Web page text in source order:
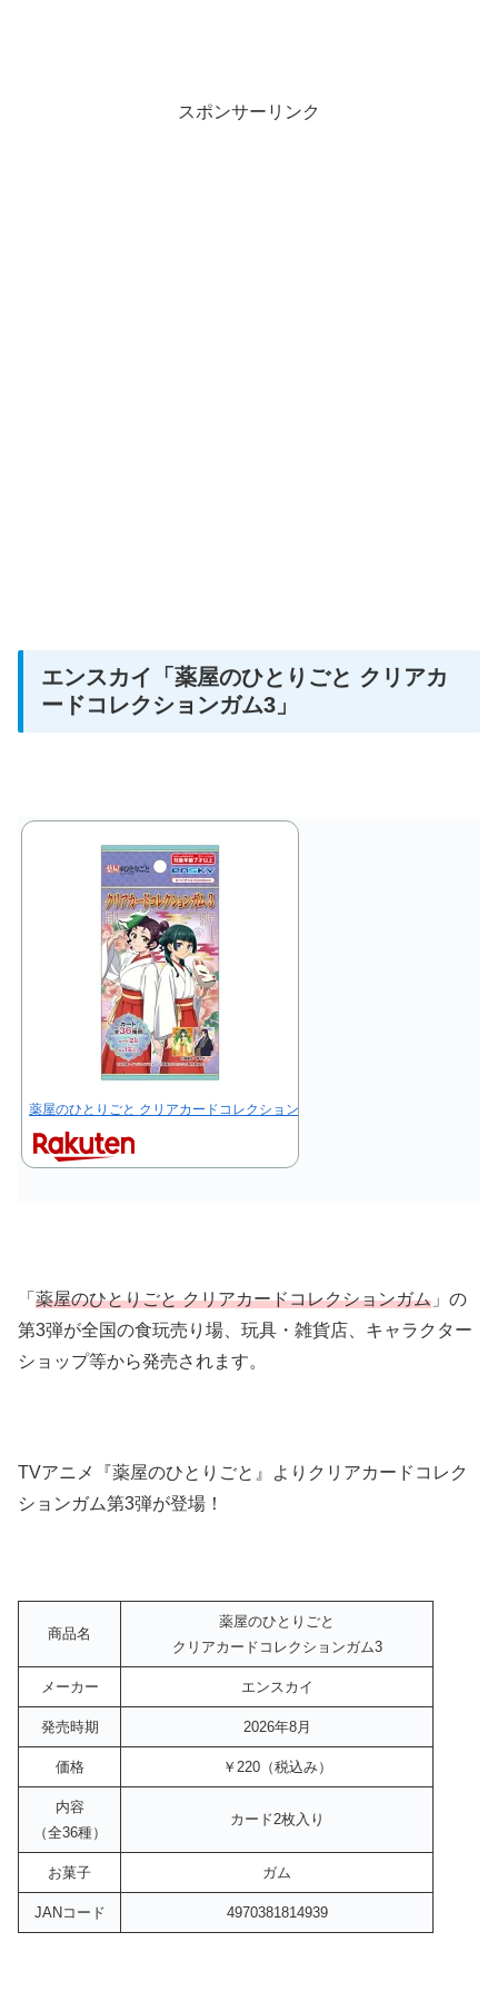
スポンサーリンク
エンスカイ 「薬屋のひとりごと クリアカ
ードコレクションガム3」
薬屋のひとりごと クリアカードコレクションガム3 【1BOX 18パック入り】
「 薬屋のひとりごと クリアカードコレクションガム 」の
第3弾が全国の食玩売り場、玩具・雑貨店、キャラクター
ショップ等から発売されます。
TVアニメ『薬屋のひとりごと』よりクリアカードコレク
ションガム第3弾が登場！
商品名
薬屋のひとりごと
クリアカードコレクションガム3
メーカー エンスカイ
発売時期 2026年8月
価格 ￥220（税込み）
内容
（全36種）
カード2枚入り
お菓子 ガム
JANコード 4970381814939